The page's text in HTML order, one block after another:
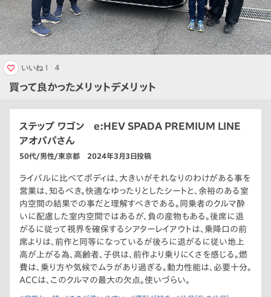
買って良かったメリットデメリット
いいね！ 4
ステップ ワゴン e:HEV SPADA PREMIUM LINE
アオパパさん
50代/男性/東京都 2024年3月3日投稿
ライバルに比べてボディは、大きいがそれなりのわけがある事を
営業は、知るべき。快適なゆったりとしたシートと、余裕のある室
内空間の結果での事だと理解すべきである。同乗者のクルマ酔
いに配慮した室内空間ではあるが、負の産物もある。後席に退
がるに従って視界を確保するシアターレイアウトは、乗降口の前
席よりは、前作と同等になっているが後ろに退がるに従い地上
高が上がる為、高齢者、子供は、前作より乗りにくさを感じる。燃
費は、乗り方や気候でムラがあり過ぎる。動力性能は、必要十分。
ACCは、このクルマの最大の欠点。使いづらい。